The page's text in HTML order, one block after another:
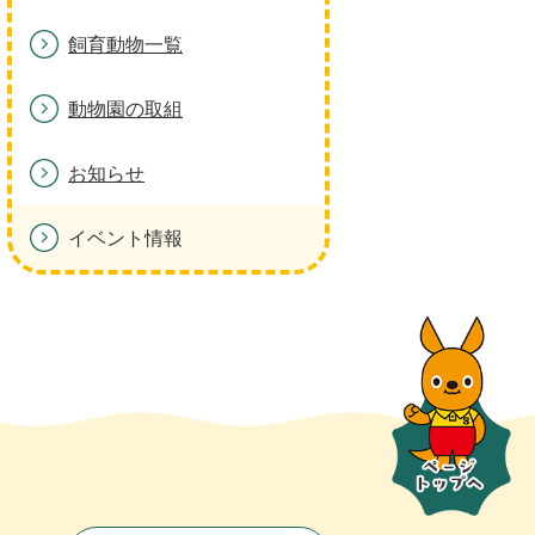
飼育動物一覧
動物園の取組
お知らせ
イベント情報